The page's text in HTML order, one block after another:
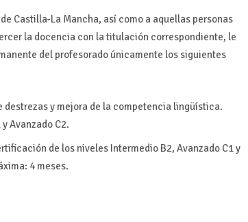
Castilla-La Mancha, así como a aquellas personas
la docencia con la titulación correspondiente, le
del profesorado únicamente los siguientes
y mejora de la competencia lingüística.
Avanzado C2.
de los niveles Intermedio B2, Avanzado C1 y
4 meses.